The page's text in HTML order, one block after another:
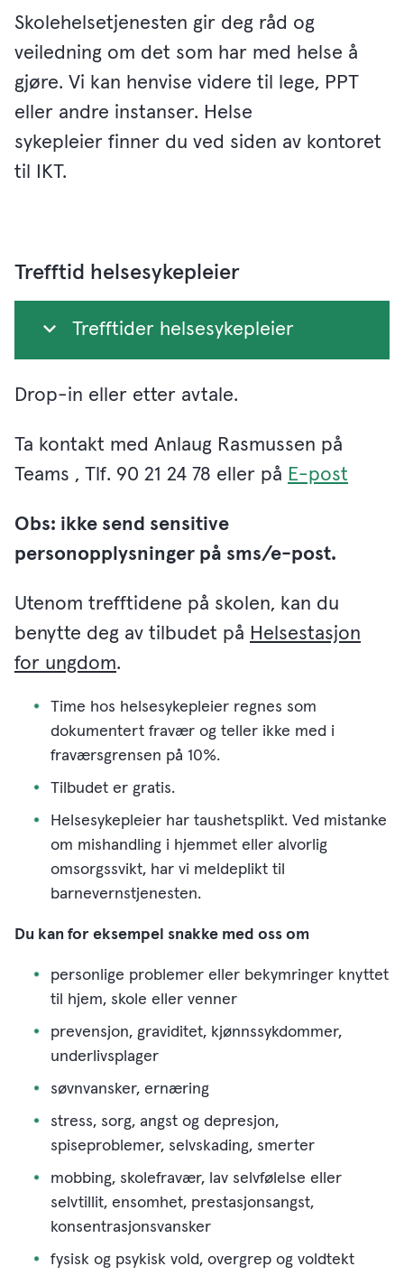
Skolehelsetjenesten gir deg råd og
veiledning om det som har med helse å
gjøre. Vi kan henvise videre til lege, PPT
eller andre instanser. Helse
sykepleier finner du ved siden av kontoret
til IKT.
Trefftid helsesykepleier
Trefftider helsesykepleier
Drop-in eller etter avtale.
Ta kontakt med Anlaug Rasmussen på
Teams , Tlf. 90 21 24 78 eller på E-post
Obs: ikke send sensitive
personopplysninger på sms/e-post.
Utenom trefftidene på skolen, kan du
benytte deg av tilbudet på Helsestasjon
for ungdom.
Time hos helsesykepleier regnes som
dokumentert fravær og teller ikke med i
fraværsgrensen på 10%.
Tilbudet er gratis.
Helsesykepleier har taushetsplikt. Ved mistanke
om mishandling i hjemmet eller alvorlig
omsorgssvikt, har vi meldeplikt til
barnevernstjenesten.
Du kan for eksempel snakke med oss om
personlige problemer eller bekymringer knyttet
til hjem, skole eller venner
prevensjon, graviditet, kjønnssykdommer,
underlivsplager
søvnvansker, ernæring
stress, sorg, angst og depresjon,
spiseproblemer, selvskading, smerter
mobbing, skolefravær, lav selvfølelse eller
selvtillit, ensomhet, prestasjonsangst,
konsentrasjonsvansker
fysisk og psykisk vold, overgrep og voldtekt